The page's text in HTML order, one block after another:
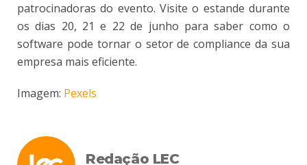
patrocinadoras do evento. Visite o estande durante
os dias 20, 21 e 22 de junho para saber como o
software pode tornar o setor de compliance da sua
empresa mais eficiente.
Imagem: Pexels
Redação LEC